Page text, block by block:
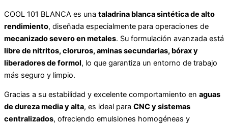
COOL 101 BLANCA es una taladrina blanca sintética de alto
rendimiento, diseñada especialmente para operaciones de
mecanizado severo en metales. Su formulación avanzada está
libre de nitritos, cloruros, aminas secundarias, bórax y
liberadores de formol, lo que garantiza un entorno de trabajo
más seguro y limpio.
Gracias a su estabilidad y excelente comportamiento en aguas
de dureza media y alta, es ideal para CNC y sistemas
centralizados, ofreciendo emulsiones homogéneas y